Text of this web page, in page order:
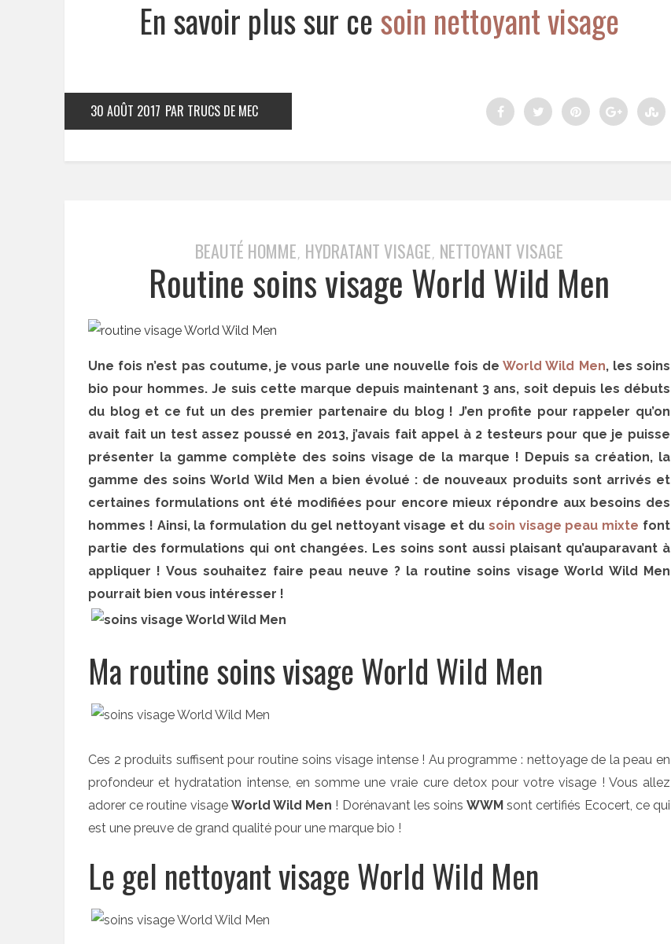
En savoir plus sur cesoin nettoyant visage
30 AOÛT 2017 PAR TRUCS DE MEC
BEAUTÉ HOMME, HYDRATANT VISAGE, NETTOYANT VISAGE
Routine soins visage World Wild Men
Une fois n’est pas coutume, je vous parle une nouvelle fois deWorld Wild Men, les soins
bio pour hommes. Je suis cette marque depuis maintenant 3 ans, soit depuis les débuts
du blog et ce fut un des premier partenaire du blog ! J’en profite pour rappeler qu’on
avait fait un test assez poussé en 2013, j’avais fait appel à 2 testeurs pour que je puisse
présenter la gamme complète des soins visage de la marque ! Depuis sa création, la
gamme des soins World Wild Men a bien évolué : de nouveaux produits sont arrivés et
certaines formulations ont été modifiées pour encore mieux répondre aux besoins des
hommes ! Ainsi, la formulation du gel nettoyant visage et du soin visage peau mixte font
partie des formulations qui ont changées. Les soins sont aussi plaisant qu’auparavant à
appliquer ! Vous souhaitez faire peau neuve ? la routine soins visage World Wild Men
pourrait bien vous intéresser !
Ma routine soins visage World Wild Men
Ces 2 produits suffisent pour routine soins visage intense ! Au programme : nettoyage de la peau en
profondeur et hydratation intense, en somme une vraie cure detox pour votre visage ! Vous allez
adorer ce routine visage World Wild Men ! Dorénavant les soinsWWM sont certifiés Ecocert, ce qui
est une preuve de grand qualité pour une marque bio !
Le gel nettoyant visage World Wild Men